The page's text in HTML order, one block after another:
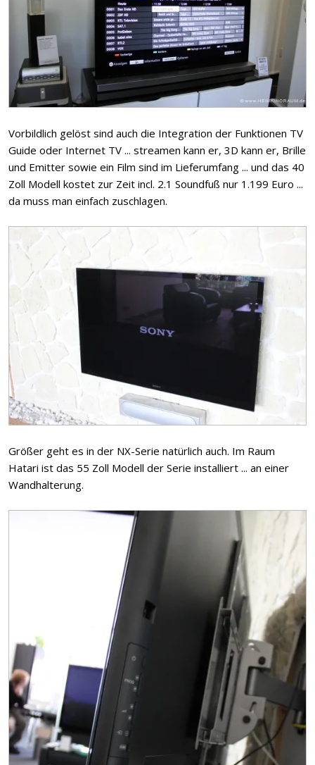
Vorbildlich gelöst sind auch die Integration der Funktionen TV
Guide oder Internet TV ... streamen kann er, 3D kann er, Brille
und Emitter sowie ein Film sind im Lieferumfang ... und das 40
Zoll Modell kostet zur Zeit incl. 2.1 Soundfuß nur 1.199 Euro ...
da muss man einfach zuschlagen.
Größer geht es in der NX-Serie natürlich auch. Im Raum
Hatari ist das 55 Zoll Modell der Serie installiert ... an einer
Wandhalterung.